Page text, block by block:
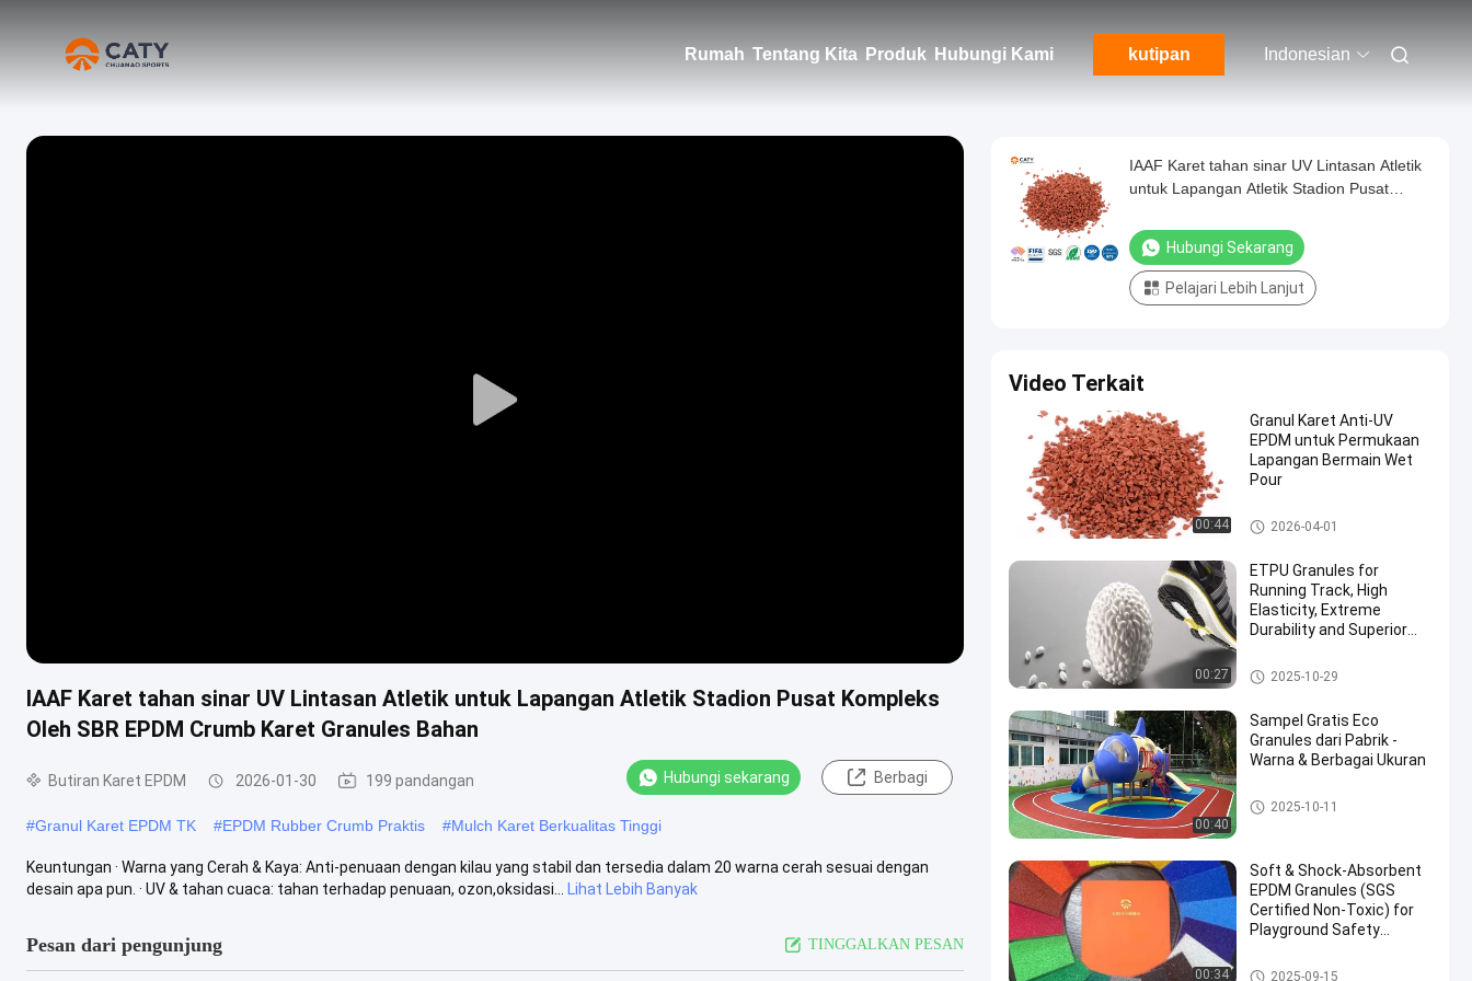
Rumah Tentang Kita Produk Hubungi Kami kutipan Indonesian
Play
IAAF Karet tahan sinar UV Lintasan Atletik untuk Lapangan Atletik Stadion Pusat Kompleks
Oleh SBR EPDM Crumb Karet Granules Bahan
Butiran Karet EPDM 2026-01-30 199 pandangan Hubungi sekarang Berbagi
#Granul Karet EPDM TK #EPDM Rubber Crumb Praktis #Mulch Karet Berkualitas Tinggi
Keuntungan · Warna yang Cerah & Kaya: Anti-penuaan dengan kilau yang stabil dan tersedia dalam 20 warna cerah sesuai dengan
desain apa pun. · UV & tahan cuaca: tahan terhadap penuaan, ozon,oksidasi...
Lihat Lebih Banyak
Pesan dari pengunjung TINGGALKAN PESAN
IAAF Karet tahan sinar UV Lintasan Atletik
untuk Lapangan Atletik Stadion Pusat
Granules Bahan
Hubungi Sekarang
Pelajari Lebih Lanjut
Video Terkait
00:44
Granul Karet Anti-UV
EPDM untuk Permukaan
Lapangan Bermain Wet
Pour
Lantai karet olahraga
2026-04-01
00:27
ETPU Granules for
Running Track, High
Elasticity, Extreme
Durability and Superior
Butiran Karet EPDM
2025-10-29
00:40
Sampel Gratis Eco
Granules dari Pabrik -
Warna & Berbagai Ukuran
Butiran Karet EPDM
2025-10-11
00:34
Soft & Shock-Absorbent
EPDM Granules (SGS
Certified Non-Toxic) for
Playground Safety
Butiran Karet EPDM
2025-09-15